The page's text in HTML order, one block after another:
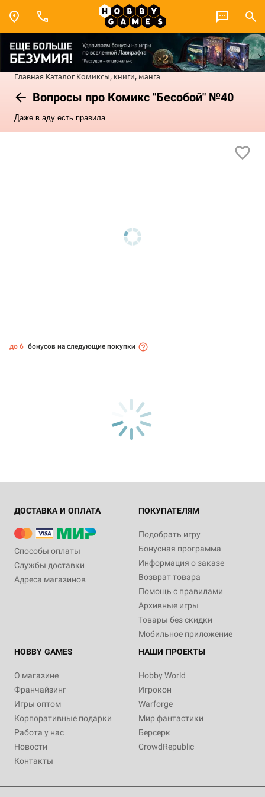
Главная Каталог Комиксы, книги, манга
Вопросы про Комикс "Бесобой" №40
Даже в аду есть правила
до 6 бонусов на следующие покупки
ДОСТАВКА И ОПЛАТА
Способы оплаты
Службы доставки
Адреса магазинов
ПОКУПАТЕЛЯМ
Подобрать игру
Бонусная программа
Информация о заказе
Возврат товара
Помощь с правилами
Архивные игры
Товары без скидки
Мобильное приложение
HOBBY GAMES
О магазине
Франчайзинг
Игры оптом
Корпоративные подарки
Работа у нас
Новости
Контакты
НАШИ ПРОЕКТЫ
Hobby World
Игрокон
Warforge
Мир фантастики
Берсерк
CrowdRepublic